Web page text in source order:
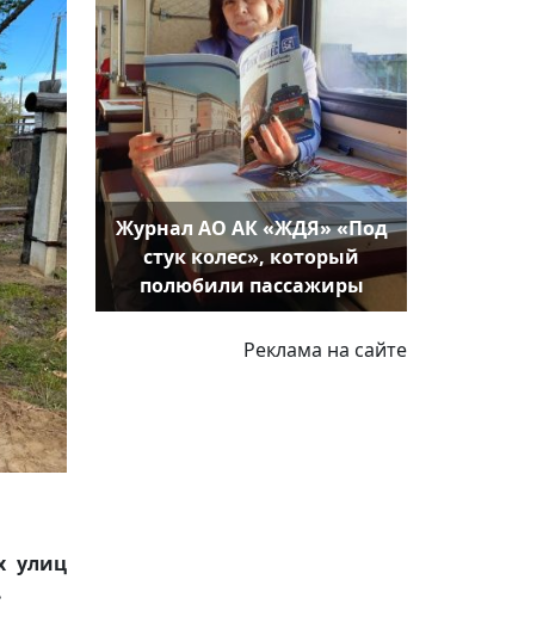
улиц
Журнал АО АК «ЖДЯ» «Под
стук колес», который
полюбили пассажиры
Реклама на сайте